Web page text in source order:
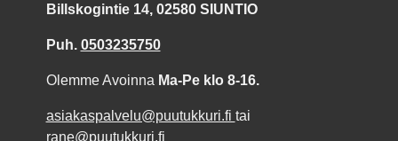
Billskogintie 14, 02580 SIUNTIO
Puh. 0503235750
Olemme Avoinna Ma-Pe klo 8-16.
asiakaspalvelu@puutukkuri.fi tai
rane@puutukkuri.fi